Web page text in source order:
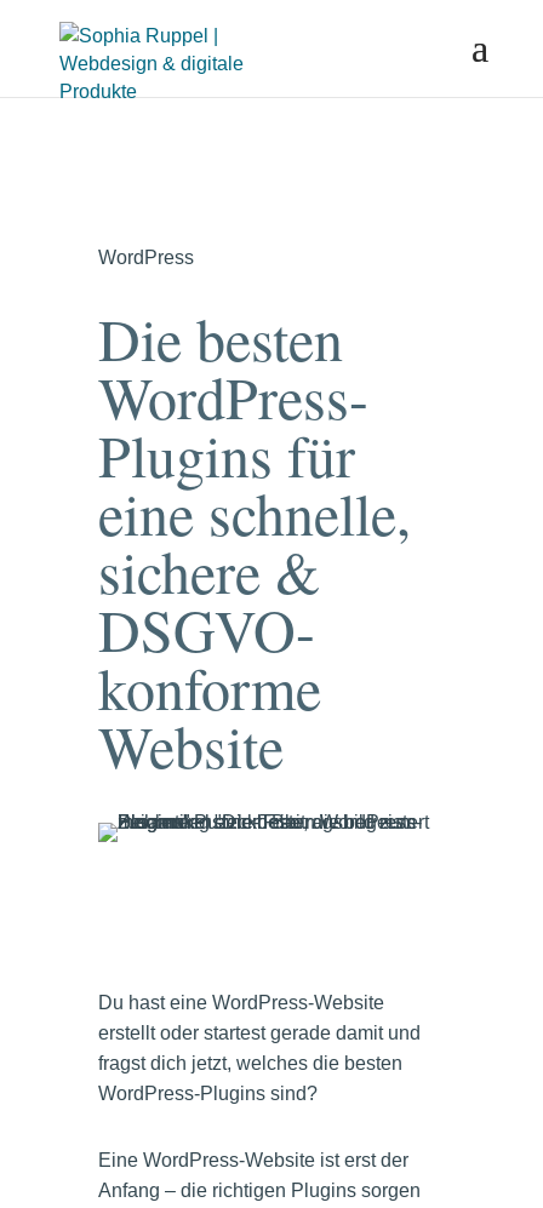
WordPress
Die besten
WordPress-
Plugins für
eine schnelle,
sichere &
DSGVO-
konforme
Website
Du hast eine WordPress-Website
erstellt oder startest gerade damit und
fragst dich jetzt, welches die besten
WordPress-Plugins sind?
Eine WordPress-Website ist erst der
Anfang – die richtigen Plugins sorgen